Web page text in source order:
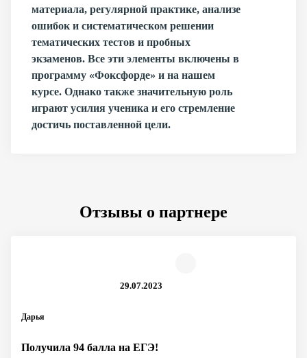
материала, регулярной практике, анализе
ошибок и систематическом решении
тематических тестов и пробных
экзаменов. Все эти элементы включены в
программу «Фоксфорде» и на нашем
курсе. Однако также значительную роль
играют усилия ученика и его стремление
достичь поставленной цели.
Отзывы о партнере
Дарья
29.07.2023
Получила 94 балла на ЕГЭ!